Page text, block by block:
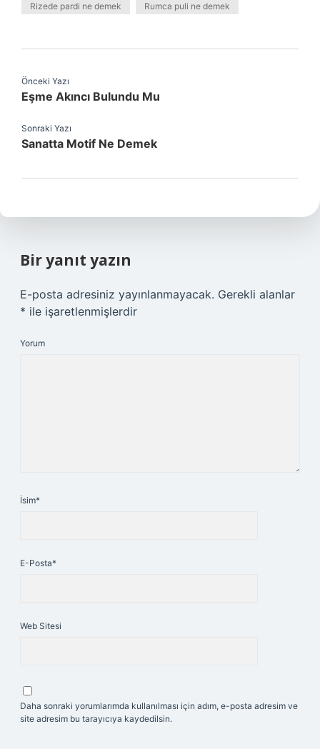
Rizede pardi ne demek Rumca puli ne demek
Önceki Yazı
Eşme Akıncı Bulundu Mu
Sonraki Yazı
Sanatta Motif Ne Demek
Bir yanıt yazın
E-posta adresiniz yayınlanmayacak. Gerekli alanlar
* ile işaretlenmişlerdir
Yorum
İsim*
E-Posta*
Web Sitesi
Daha sonraki yorumlarımda kullanılması için adım, e-posta adresim ve
site adresim bu tarayıcıya kaydedilsin.